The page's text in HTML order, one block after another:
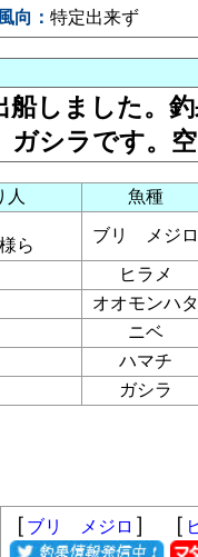
向： 特定出来ず
船しました
ラです。空
人 魚種
ら
ブリ メジロ
ヒラメ
オオモンハタ
ニベ
ハマチ
ガシラ
［ ブリ メジロ ］ ［